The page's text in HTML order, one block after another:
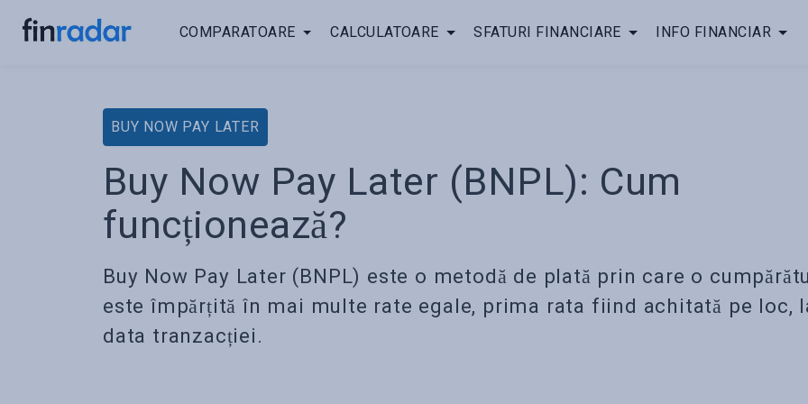
COMPARATOARE CALCULATOARE SFATURI FINANCIARE INFO FINANCIAR
BUY NOW PAY LATER
Buy Now Pay Later (BNPL): Cum
funcționează?
Buy Now Pay Later (BNPL) este o metodă de plată prin care o
este împărțită în mai multe rate egale, prima rata fiind achitată pe loc,
data tranzacției.